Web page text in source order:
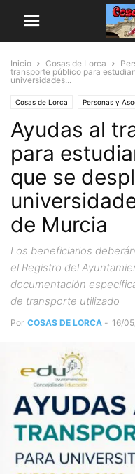
Inicio Cosas de Lorca
transporte público para
universidades...
Cosas de Lorca Personas y
Ayudas al
para
que se
de Murcia
Los beneficiarios
el Registro del
documentación
de transporte utilizado
Por COSAS DE LORCA - 16/